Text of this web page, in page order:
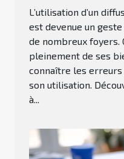
L’utilisation d’un
est devenue un
de nombreux
pleinement de ses
connaître les
son utilisation.
à...